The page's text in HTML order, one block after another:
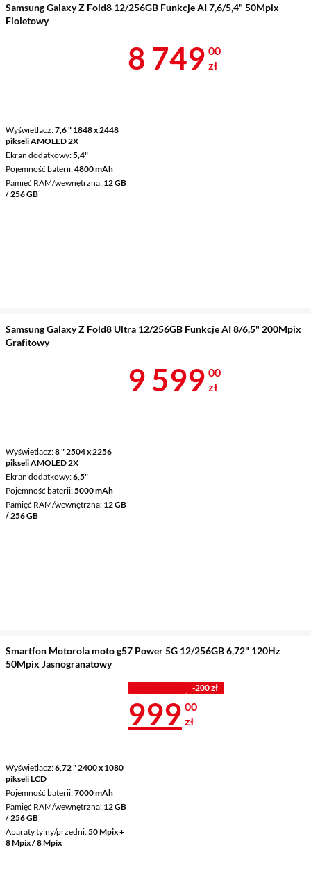
Samsung Galaxy Z Fold8 12/256GB Funkcje AI 7,6/5,4" 50Mpix
Fioletowy
Wyświetlacz 7,6 " 1848 x 2448
pikseli AMOLED 2X
Ekran dodatkowy 5,4"
Pojemność baterii 4800 mAh
Pamięć RAM/wewnętrzna 12 GB
/ 256 GB
Cena 8 749 zł
8 749 00
zł
Samsung Galaxy Z Fold8 Ultra 12/256GB Funkcje AI 8/6,5" 200Mpix
Grafitowy
Wyświetlacz 8 " 2504 x 2256
pikseli AMOLED 2X
Ekran dodatkowy 6,5"
Pojemność baterii 5000 mAh
Pamięć RAM/wewnętrzna 12 GB
/ 256 GB
Cena 9 599 zł
9 599 00
zł
Smartfon Motorola moto g57 Power 5G 12/256GB 6,72" 120Hz
50Mpix Jasnogranatowy
Wyświetlacz 6,72 " 2400 x 1080
pikseli LCD
Pojemność baterii 7000 mAh
Pamięć RAM/wewnętrzna 12 GB
/ 256 GB
Aparaty tylny/przedni 50 Mpix +
8 Mpix / 8 Mpix
-200 zł
Cena 999 zł
999 00
zł